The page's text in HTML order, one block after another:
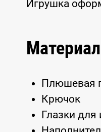
Игрушка
Плюшевая
Крючок
Глазки